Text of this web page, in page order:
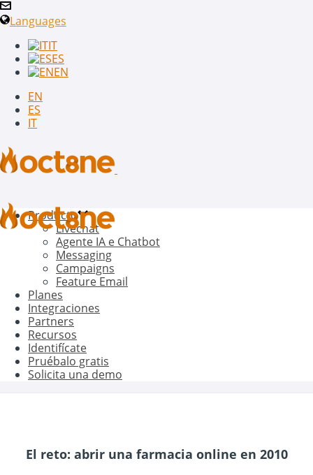
Languages
IT
ES
EN
EN
ES
IT
Producto
Livechat
Agente IA e Chatbot
Messaging
Campaigns
Feature Email
Planes
Integraciones
Partners
Recursos
Identifícate
Pruébalo gratis
Solicita una demo
El reto: abrir una farmacia online en 2010